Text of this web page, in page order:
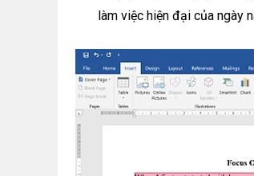
làm việc hiện đại của ngày